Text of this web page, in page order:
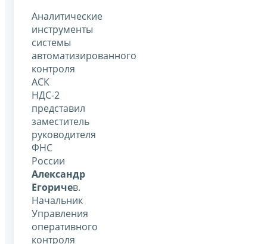
Аналитические
инструменты
системы
автоматизированного
контроля
АСК
НДС-2
представил
заместитель
руководителя
ФНС
России
Александр
Егоричев.
Начальник
Управления
оперативного
контроля